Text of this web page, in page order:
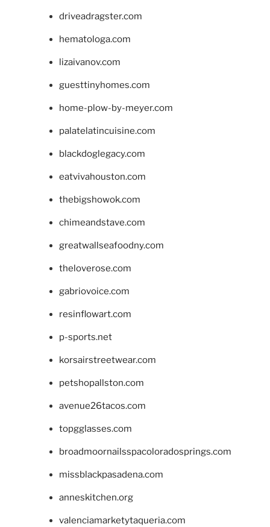
driveadragster.com
hematologa.com
lizaivanov.com
guesttinyhomes.com
home-plow-by-meyer.com
palatelatincuisine.com
blackdoglegacy.com
eatvivahouston.com
thebigshowok.com
chimeandstave.com
greatwallseafoodny.com
theloverose.com
gabriovoice.com
resinflowart.com
p-sports.net
korsairstreetwear.com
petshopallston.com
avenue26tacos.com
topgglasses.com
broadmoornailsspacoloradosprings.com
missblackpasadena.com
anneskitchen.org
valenciamarketytaqueria.com